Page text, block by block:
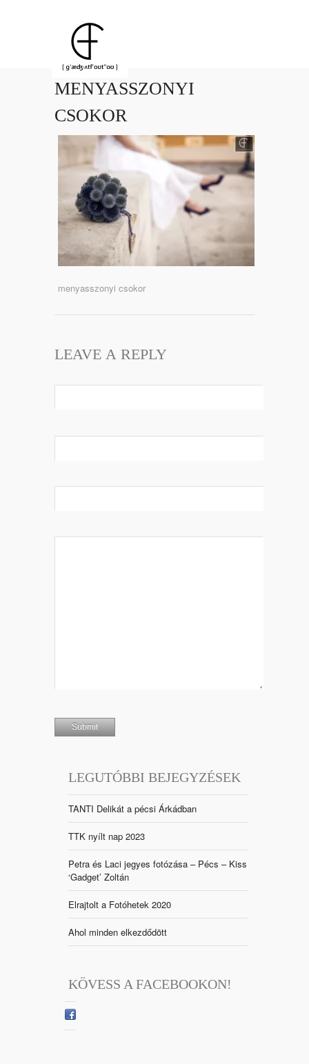
MENYASSZONYI
CSOKOR
menyasszonyi csokor
LEAVE A REPLY
LEGUTÓBBI BEJEGYZÉSEK
TANTI Delikát a pécsi Árkádban
TTK nyílt nap 2023
Petra és Laci jegyes fotózása – Pécs – Kiss
‘Gadget’ Zoltán
Elrajtolt a Fotóhetek 2020
Ahol minden elkezdődött
KÖVESS A FACEBOOKON!